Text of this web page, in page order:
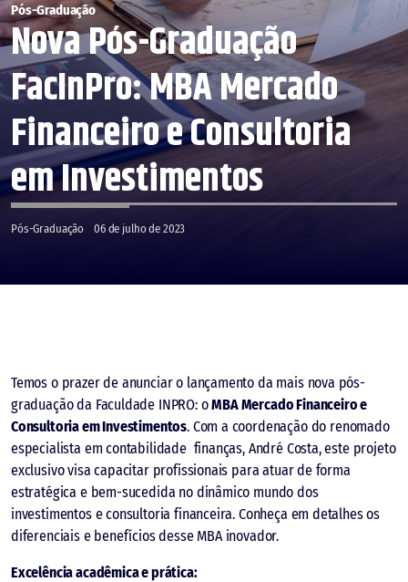
Pós-Graduação
Nova Pós-Graduação
FacInPro: MBA Mercado
Financeiro e Consultoria
em Investimentos
Pós-Graduação 06 de julho de 2023
Temos o prazer de anunciar o lançamento da mais nova pós-
graduação da Faculdade INPRO: oMBA Mercado Financeiro e
Consultoria em Investimentos. Com a coordenação do renomado
especialista em contabilidade finanças, André Costa, este projeto
exclusivo visa capacitar profissionais para atuar de forma
estratégica e bem-sucedida no dinâmico mundo dos
investimentos e consultoria financeira. Conheça em detalhes os
diferenciais e benefícios desse MBA inovador.
Excelência acadêmica e prática: